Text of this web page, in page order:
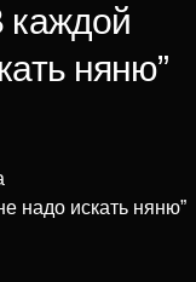
няню”
надо искать няню”